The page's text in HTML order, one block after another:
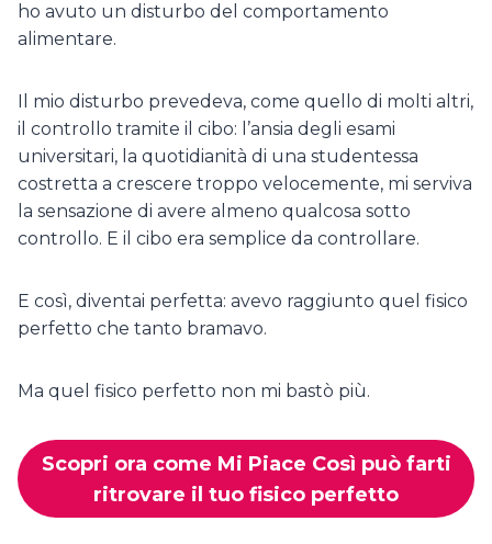
ho avuto un disturbo del comportamento
alimentare.
Il mio disturbo prevedeva, come quello di molti altri,
il controllo tramite il cibo: l’ansia degli esami
universitari, la quotidianità di una studentessa
costretta a crescere troppo velocemente, mi serviva
la sensazione di avere almeno qualcosa sotto
controllo. E il cibo era semplice da controllare.
E così, diventai perfetta: avevo raggiunto quel fisico
perfetto che tanto bramavo.
Ma quel fisico perfetto non mi bastò più.
Scopri ora come Mi Piace Così può farti
ritrovare il tuo fisico perfetto